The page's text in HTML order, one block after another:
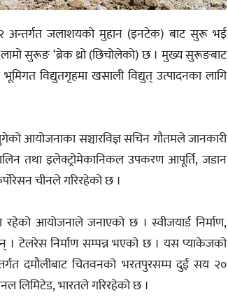
अन्तर्गत जलाशयको मुहान (इनटेक) बाट सुरू भई
सुरूङ ‘ब्रेक थ्रो (छिचोलेको) छ । मुख्य सुरूङबाट
विद्युतगृहमा खसाली विद्युत् उत्पादनका लागि
आयोजनाका सञ्चारविज्ञ सचिन गौतमले जानकारी
तथा इलेक्ट्रोमेकानिकल उपकरण आपूर्ति, जडान
चीनले गरिरहेको छ ।
रहेको आयोजनाले जनाएको छ । स्वीजयार्ड निर्माण,
। टेलरेस निर्माण सम्पन्न भएको छ । यस प्याकेजको
दमौलीबाट चितवनको भरतपुरसम्म दुई सय २०
लिमिटेड, भारतले गरिरहेको छ ।